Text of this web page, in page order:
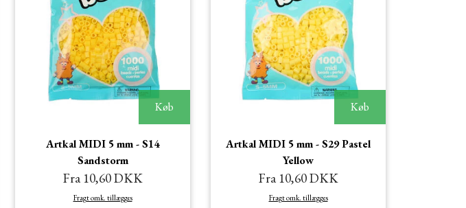
Køb
Artkal MIDI 5 mm - S14
Sandstorm
Fra 10,60 DKK
Fragt omk. tillægges
Køb
Artkal MIDI 5 mm - S29 Pastel
Yellow
Fra 10,60 DKK
Fragt omk. tillægges